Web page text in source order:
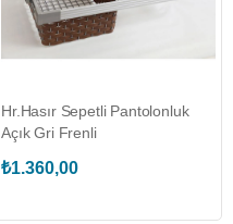
Hr.Hasır Sepetli Pantolonluk
Açık Gri Frenli
₺1.360,00